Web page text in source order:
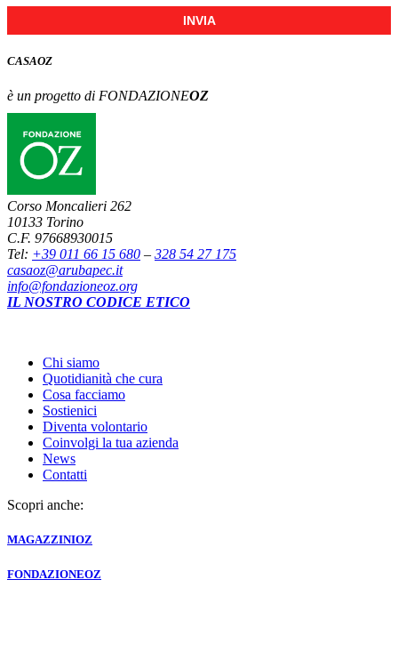
INVIA
CASAOZ
è un progetto di FONDAZIONEOZ
Corso Moncalieri 262
10133 Torino
C.F. 97668930015
Tel: +39 011 66 15 680 – 328 54 27 175
casaoz@arubapec.it
info@fondazioneoz.org
IL NOSTRO CODICE ETICO
Chi siamo
Quotidianità che cura
Cosa facciamo
Sostienici
Diventa volontario
Coinvolgi la tua azienda
News
Contatti
Scopri anche:
MAGAZZINIOZ
FONDAZIONEOZ